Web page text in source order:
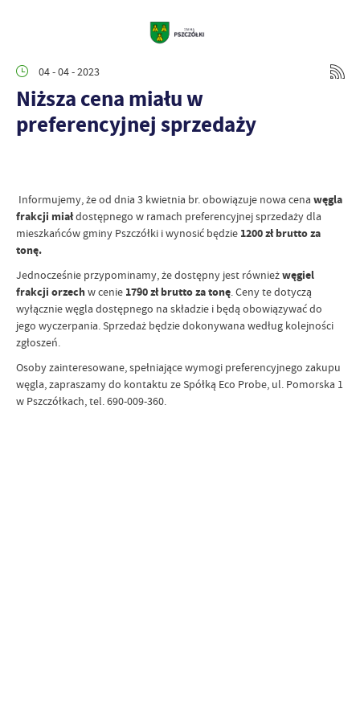
04 - 04 - 2023
Niższa cena miału w
preferencyjnej sprzedaży
Informujemy, że od dnia 3 kwietnia br. obowiązuje nowa cena węgla
frakcji miałdostępnego w ramach preferencyjnej sprzedaży dla
mieszkańców gminy Pszczółki i wynosić będzie 1200 zł brutto za
tonę.
Jednocześnie przypominamy, że dostępny jest równieżwęgiel
frakcji orzechw cenie 1790 zł brutto za tonę. Ceny te dotyczą
wyłącznie węgla dostępnego na składzie i będą obowiązywać do
jego wyczerpania. Sprzedaż będzie dokonywana według kolejności
zgłoszeń.
Osoby zainteresowane, spełniające wymogi preferencyjnego zakupu
węgla, zapraszamy do kontaktu ze Spółką Eco Probe, ul. Pomorska 1
w Pszczółkach, tel. 690-009-360.